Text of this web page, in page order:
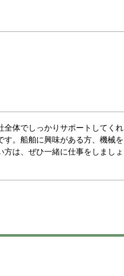
全体でしっかりサポートしてくれ
す。船舶に興味がある方、機械を
は、ぜひ一緒に仕事をしましょ